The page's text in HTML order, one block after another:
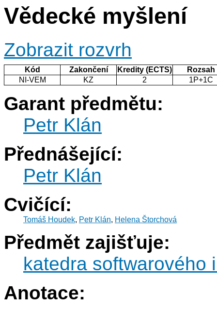
Vědecké myšlení
Zobrazit rozvrh
Kód Zakončení Kredity (ECTS)
Rozsah
NI-VEM
KZ 2 1P+1C
Garant předmětu:
Petr Klán
Přednášející:
Petr Klán
Cvičící:
Tomáš Houdek, Petr Klán, Helena Štorchová
Předmět zajišťuje:
katedra softwarového
Anotace: